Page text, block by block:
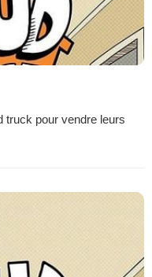
truck pour vendre leurs